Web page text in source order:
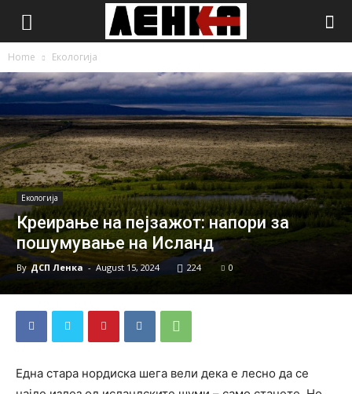
Home Екологија
Екологија
Креирање на пејзажот: напори за
пошумување на Исланд
By ДСП Ленка - August 15, 2024 224 0
Една стара нордиска шега вели дека е лесно да се